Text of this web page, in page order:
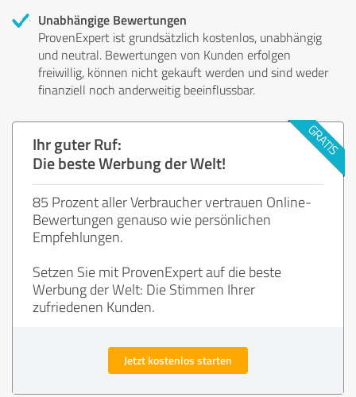
Unabhängige Bewertungen
ProvenExpert ist grundsätzlich kostenlos, unabhängig
und neutral. Bewertungen von Kunden erfolgen
freiwillig, können nicht gekauft werden und sind weder
finanziell noch anderweitig beeinflussbar.
Ihr guter Ruf:
Die beste Werbung der Welt!
85 Prozent aller Verbraucher vertrauen Online-
Bewertungen genauso wie persönlichen
Empfehlungen.
Setzen Sie mit ProvenExpert auf die beste
Werbung der Welt: Die Stimmen Ihrer
zufriedenen Kunden.
Jetzt kostenlos starten